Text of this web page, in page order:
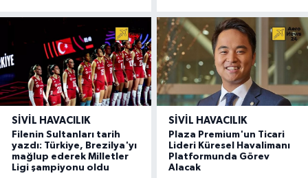
SIVIL HAVACILIK
Filenin Sultanları tarih
yazdı: Türkiye, Brezilya'yı
mağlup ederek Milletler
Ligi şampiyonu oldu
SIVIL HAVACILIK
Plaza Premium'un Ticari
Lideri Küresel Havalimanı
Platformunda Görev
Alacak